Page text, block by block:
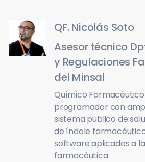
QF. Nicolás Soto
Asesor técnico
y Regulaciones
del Minsal
Químico
programador con
sistema público de
de índole
software aplicados a
farmacéutica.